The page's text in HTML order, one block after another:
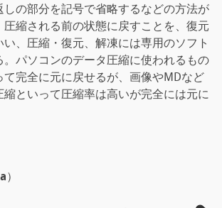
しの部分を記号で省略するなどの方法が
圧縮される前の状態に戻すことを、復元
い、圧縮・復元、解凍には専用のソフト
。パソコンのデータ圧縮に使われるもの
て完全に元に戻せるが、画像やMDなど
縮といって圧縮率は高いが完全には元に